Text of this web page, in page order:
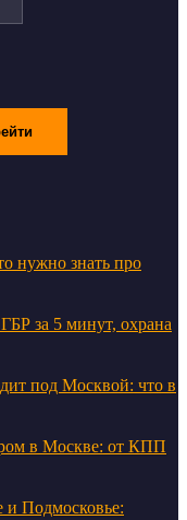
нужно знать про
за 5 минут, охрана
под Москвой: что в
в Москве: от КПП
Подмосковье: